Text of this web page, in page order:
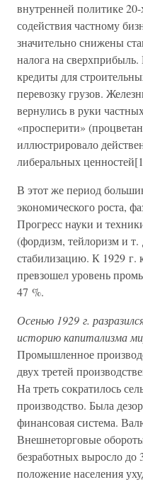
внутренней политике 20-
содействия частному
значительно снижены
налога на сверхприбыль.
кредиты для
перевозку грузов.
вернулись в руки
«просперити»
иллюстрировало
либеральных
В этот же период
экономического роста,
Прогресс науки и
(фордизм, тейлоризм и
стабилизацию. К 1929 г.
превзошел уровень
47 %.
Осенью 1929 г.
историю капитализма
Промышленное
двух третей
На треть сократилось
производство. Была
финансовая система.
Внешнеторговые
безработных выросло до
положение населения